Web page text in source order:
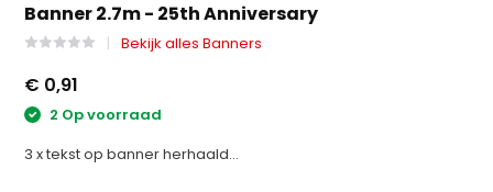
Banner 2.7m - 25th Anniversary
Bekijk alles Banners
€ 0,91
2 Op voorraad
3 x tekst op banner herhaald...